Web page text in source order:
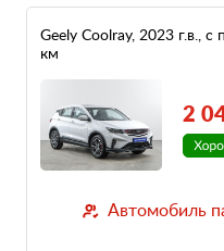
Geely Coolray, 2023 г.в.,
км
2
Автомобиль